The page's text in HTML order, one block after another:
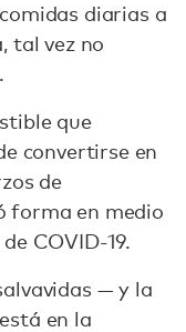
diarias a
tal vez no
que
convertirse en
de
forma en medio
COVID-19.
— y la
en la